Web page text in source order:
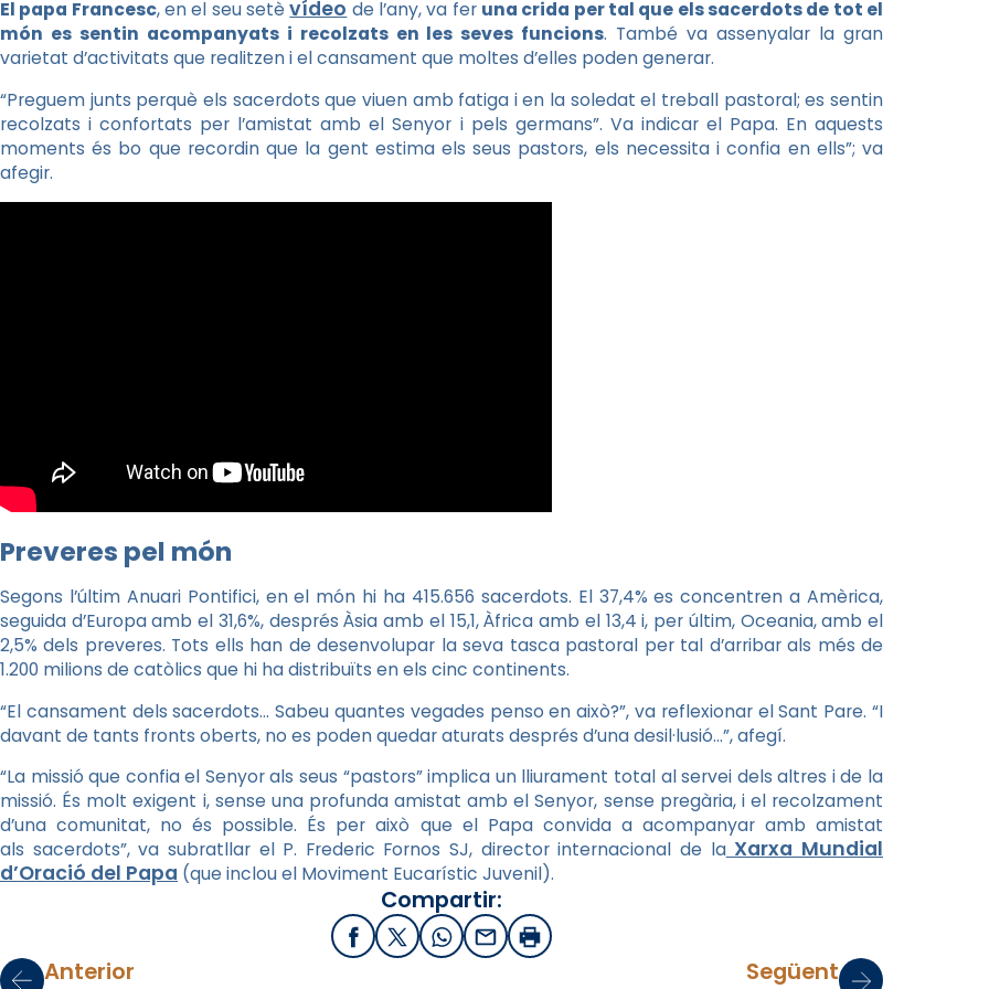
El papa Francesc, en el seu setèvídeo de l’any, va fer una crida per tal que els sacerdots de tot el
món es sentin acompanyats i recolzats en les seves funcions. També va assenyalar la gran
varietat d’activitats que realitzen i el cansament que moltes d’elles poden generar.
“Preguem junts perquè els sacerdots que viuen amb fatiga i en la soledat el treball pastoral; es sentin
recolzats i confortats per l’amistat amb el Senyor i pels germans”. Va indicar el Papa. En aquests
moments és bo que recordin que la gent estima els seus pastors, els necessita i confia en ells”; va
afegir.
Preveres pel món
Segons l’últim Anuari Pontifici, en el món hi ha 415.656 sacerdots. El 37,4% es concentren a Amèrica,
seguida d’Europa amb el 31,6%, després Àsia amb el 15,1, Àfrica amb el 13,4 i, per últim, Oceania, amb el
2,5% dels preveres. Tots ells han de desenvolupar la seva tasca pastoral per tal d’arribar als més de
1.200 milions de catòlics que hi ha distribuïts en els cinc continents.
“El cansament dels sacerdots… Sabeu quantes vegades penso en això?”, va reflexionar el Sant Pare. “I
davant de tants fronts oberts, no es poden quedar aturats després d’una desil·lusió…”, afegí.
“La missió que confia el Senyor als seus “pastors” implica un lliurament total al servei dels altres i de la
missió. És molt exigent i, sense una profunda amistat amb el Senyor, sense pregària, i el recolzament
d’una comunitat, no és possible. És per això que el Papa convida a acompanyar amb amistat
als sacerdots”, va subratllar el P. Frederic Fornos SJ, director internacional de laXarxa Mundial
d’Oració del Papa (que inclou el Moviment Eucarístic Juvenil).
Compartir:
FacebookX / Twitter
WhatsApp
EmailImprimir
Anterior Següent